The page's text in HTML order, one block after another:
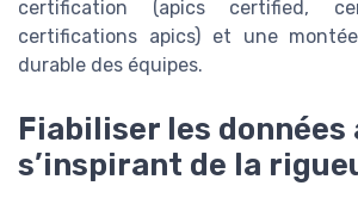
certification (apics certified,
certifications apics) et une
durable des équipes.
Fiabiliser les données
s’inspirant de la